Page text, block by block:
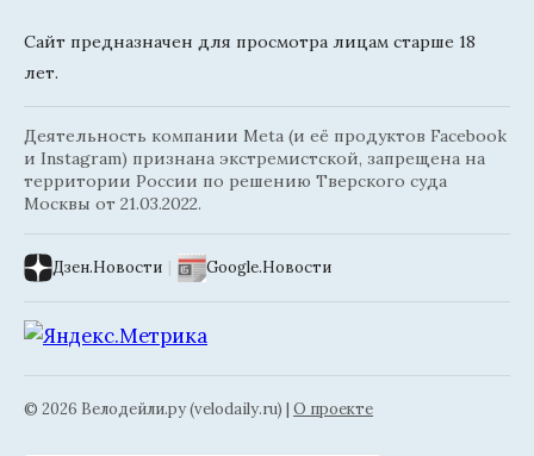
Сайт предназначен для просмотра лицам старше 18
лет.
Деятельность компании Meta (и её продуктов Facebook
и Instagram) признана экстремистской, запрещена на
территории России по решению Тверского суда
Москвы от 21.03.2022.
Дзен.Новости Google.Новости
© 2026 Велодейли.ру (velodaily.ru) | О проекте